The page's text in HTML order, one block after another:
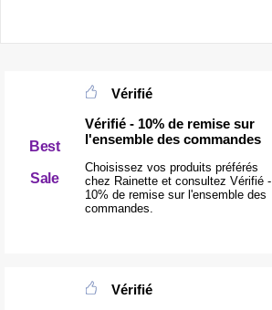
Best
Sale
Vérifié
Vérifié - 10% de remise sur
l'ensemble des commandes
Choisissez vos produits préférés
chez Rainette et consultez Vérifié -
10% de remise sur l'ensemble des
commandes.
Vérifié